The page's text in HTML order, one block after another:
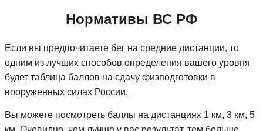
Нормативы ВС РФ
Если вы предпочитаете бег на средние дистанции, то
одним из лучших способов определения вашего уровня
будет таблица баллов на сдачу физподготовки в
вооруженных силах России.
Вы можете посмотреть баллы на дистанциях 1 км, 3 км, 5